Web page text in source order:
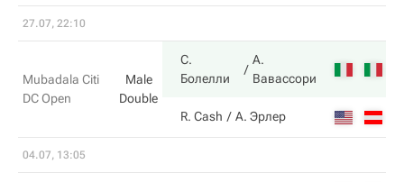
27.07, 22:10
Mubadala Citi
DC Open
Male
Double
С.
Болелли
А.
Вавассори
R. Cash А. Эрлер
04.07, 13:05